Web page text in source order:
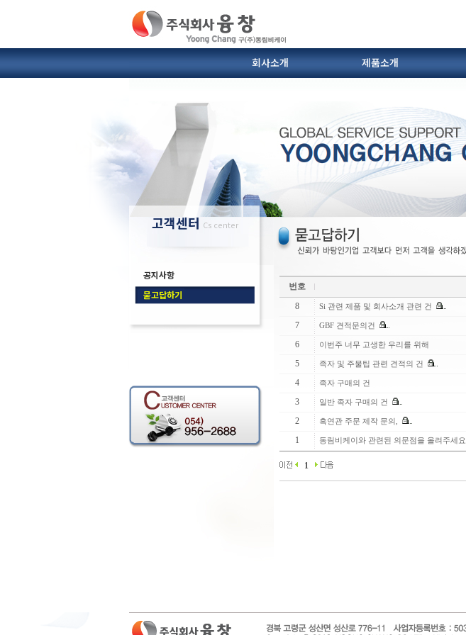
회사소개 제품소개
고객센터Cs center
공지사항
묻고답하기
번호
8
Si 관련 제품 및 회사소개 관련 건
7
GBF 견적문의건
6
이번주 너무 고생한 우리를 위해
5
족자 및 주물팁 관련 견적의 건
4
족자 구매의 건
3
일반 족자 구매의 건
2
흑연관 주문 제작 문의,
1
동림비케이와 관련된 의문점을 올려주세요
1